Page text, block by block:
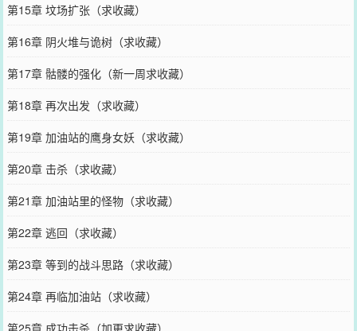
第15章 坟场扩张（求收藏）
第16章 阴火堆与诡树（求收藏）
第17章 骷髅的强化（新一周求收藏）
第18章 再次出发（求收藏）
第19章 加油站的鹰身女妖（求收藏）
第20章 击杀（求收藏）
第21章 加油站里的怪物（求收藏）
第22章 逃回（求收藏）
第23章 等到的战斗思路（求收藏）
第24章 再临加油站（求收藏）
第25章 成功击杀（加更求收藏）